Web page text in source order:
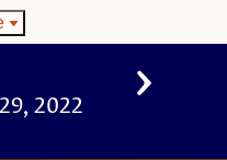
2022